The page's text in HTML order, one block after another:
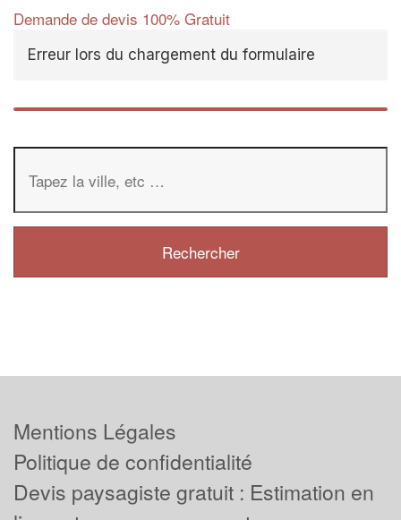
Demande de devis 100% Gratuit
Erreur lors du chargement du formulaire
Mentions Légales
Politique de confidentialité
Devis paysagiste gratuit : Estimation en